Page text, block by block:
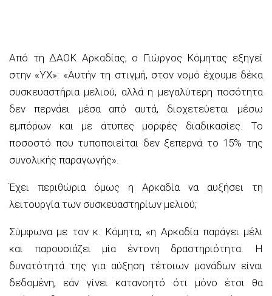
Από τη ΔΑΟΚ Αρκαδίας, ο Γιώργος Κόμητας εξηγεί
στην «ΥΧ»: «Αυτήν τη στιγμή, στον νομό έχουμε δέκα
συσκευαστήρια μελιού, αλλά η μεγαλύτερη ποσότητα
δεν περνάει μέσα από αυτά, διοχετεύεται μέσω
εμπόρων και με άτυπες μορφές διαδικασίες. Το
ποσοστό που τυποποιείται δεν ξεπερνά το 15% της
συνολικής παραγωγής».
Έχει περιθώρια όμως η Αρκαδία να αυξήσει τη
λειτουργία των συσκευαστηρίων μελιού;
Σύμφωνα με τον κ. Κόμητα, «η Αρκαδία παράγει μέλι
και παρουσιάζει μία έντονη δραστηριότητα. Η
δυνατότητά της για αύξηση τέτοιων μονάδων είναι
δεδομένη, εάν γίνει κατανοητό ότι μόνο έτσι θα